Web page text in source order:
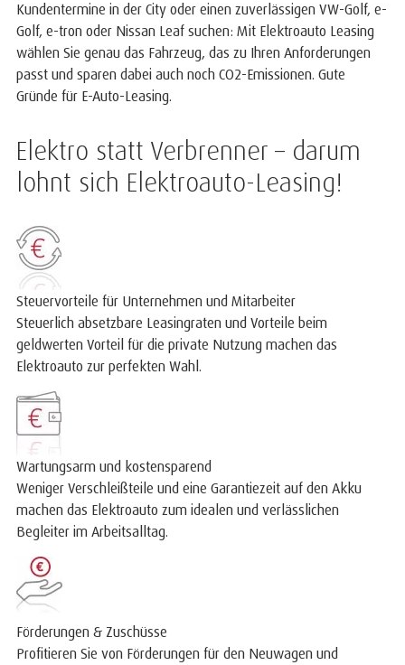
Kundentermine in der City oder einen zuverlässigen VW-Golf, e-
Golf, e-tron oder Nissan Leaf suchen: Mit Elektroauto Leasing
wählen Sie genau das Fahrzeug, das zu Ihren Anforderungen
passt und sparen dabei auch noch CO2-Emissionen. Gute
Gründe für E-Auto-Leasing.
Elektro statt Verbrenner – darum
lohnt sich Elektroauto-Leasing!
Steuervorteile für Unternehmen und Mitarbeiter
Steuerlich absetzbare Leasingraten und Vorteile beim
geldwerten Vorteil für die private Nutzung machen das
Elektroauto zur perfekten Wahl.
Wartungsarm und kostensparend
Weniger Verschleißteile und eine Garantiezeit auf den Akku
machen das Elektroauto zum idealen und verlässlichen
Begleiter im Arbeitsalltag.
Förderungen & Zuschüsse
Profitieren Sie von Förderungen für den Neuwagen und